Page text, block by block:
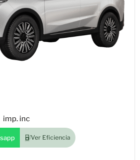
imp. inc
Ver Eficiencia